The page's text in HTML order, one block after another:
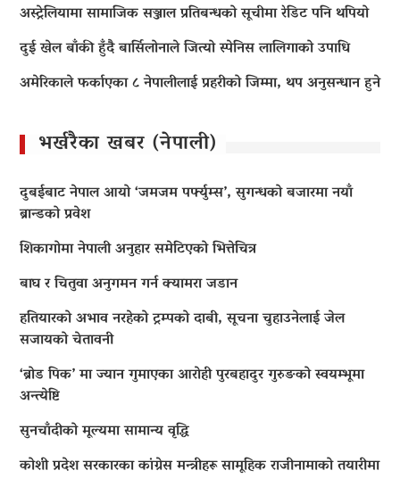
अस्ट्रेलियामा सामाजिक सञ्जाल प्रतिबन्धको सूचीमा रेडिट पनि थपियो
दुई खेल बाँकी हुँदै बार्सिलोनाले जित्यो स्पेनिस लालिगाको उपाधि
अमेरिकाले फर्काएका ८ नेपालीलाई प्रहरीको जिम्मा, थप अनुसन्धान हुने
भर्खरैका खबर (नेपाली)
दुबईबाट नेपाल आयो ‘जमजम पर्फ्युम्स’, सुगन्धको बजारमा नयाँ
ब्रान्डको प्रवेश
शिकागोमा नेपाली अनुहार समेटिएको भित्तेचित्र
बाघ र चितुवा अनुगमन गर्न क्यामरा जडान
हतियारको अभाव नरहेको ट्रम्पको दाबी, सूचना चुहाउनेलाई जेल
सजायको चेतावनी
‘ब्रोड पिक’ मा ज्यान गुमाएका आराेही पुरबहादुर गुरुङको स्वयम्भूमा
अन्त्येष्टि
सुनचाँदीको मूल्यमा सामान्य वृद्धि
कोशी प्रदेश सरकारका कांग्रेस मन्त्रीहरू सामूहिक राजीनामाको तयारीमा